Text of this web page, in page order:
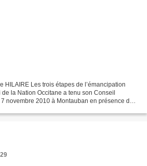
HILAIRE Les trois étapes de l’émancipation
la Nation Occitane a tenu son Conseil
novembre 2010 à Montauban en présence de